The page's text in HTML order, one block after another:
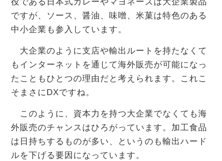
役である日本式カレーやマヨネーズは大企業製品
ですが、ソース、醤油、味噌、米菓は特色のある
中小企業も参入しています。
大企業のように支店や輸出ルートを持たなくて
もインターネットを通じて海外販売が可能になっ
たこともひとつの理由だと考えられます。これこ
そまさにDXですね。
このように、資本力を持つ大企業でなくても海
外販売のチャンスはひろがっています。加工食品
は日持ちするものが多い、というのも輸出ハード
ルを下げる要因になっています。